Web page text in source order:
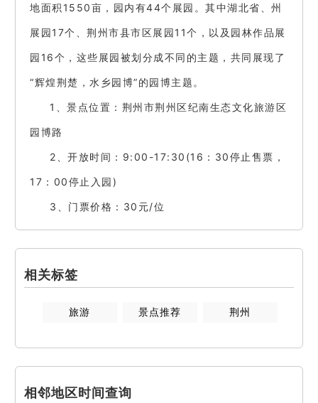
地面积1550亩，园内有44个展园。其中湖北省、州
展园17个、荆州市县市区展园11个，以及园林作品展
园16个，这些展园被划分成不同的主题，共同展现了
“辉煌荆楚，水乡园博”的园博主题。
1、景点位置：荆州市荆州区纪南生态文化旅游区
园博路
2、开放时间：9:00-17:30(16：30停止售票，
17：00停止入园)
3、门票价格：30元/位
相关标签
旅游 景点推荐 荆州
相邻地区时间查询